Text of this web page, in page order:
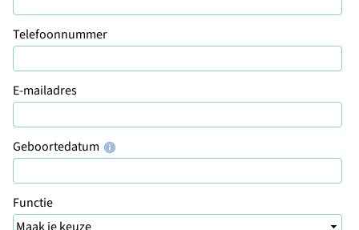
Telefoonnummer
E-mailadres
Geboortedatum
Functie